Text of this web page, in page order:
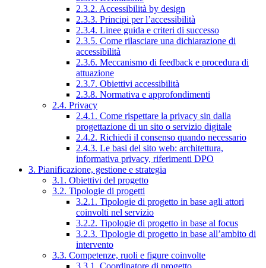
2.3.2. Accessibilità by design
2.3.3. Principi per l’accessibilità
2.3.4. Linee guida e criteri di successo
2.3.5. Come rilasciare una dichiarazione di
accessibilità
2.3.6. Meccanismo di feedback e procedura di
attuazione
2.3.7. Obiettivi accessibilità
2.3.8. Normativa e approfondimenti
2.4. Privacy
2.4.1. Come rispettare la privacy sin dalla
progettazione di un sito o servizio digitale
2.4.2. Richiedi il consenso quando necessario
2.4.3. Le basi del sito web: architettura,
informativa privacy, riferimenti DPO
3. Pianificazione, gestione e strategia
3.1. Obiettivi del progetto
3.2. Tipologie di progetti
3.2.1. Tipologie di progetto in base agli attori
coinvolti nel servizio
3.2.2. Tipologie di progetto in base al focus
3.2.3. Tipologie di progetto in base all’ambito di
intervento
3.3. Competenze, ruoli e figure coinvolte
3.3.1. Coordinatore di progetto